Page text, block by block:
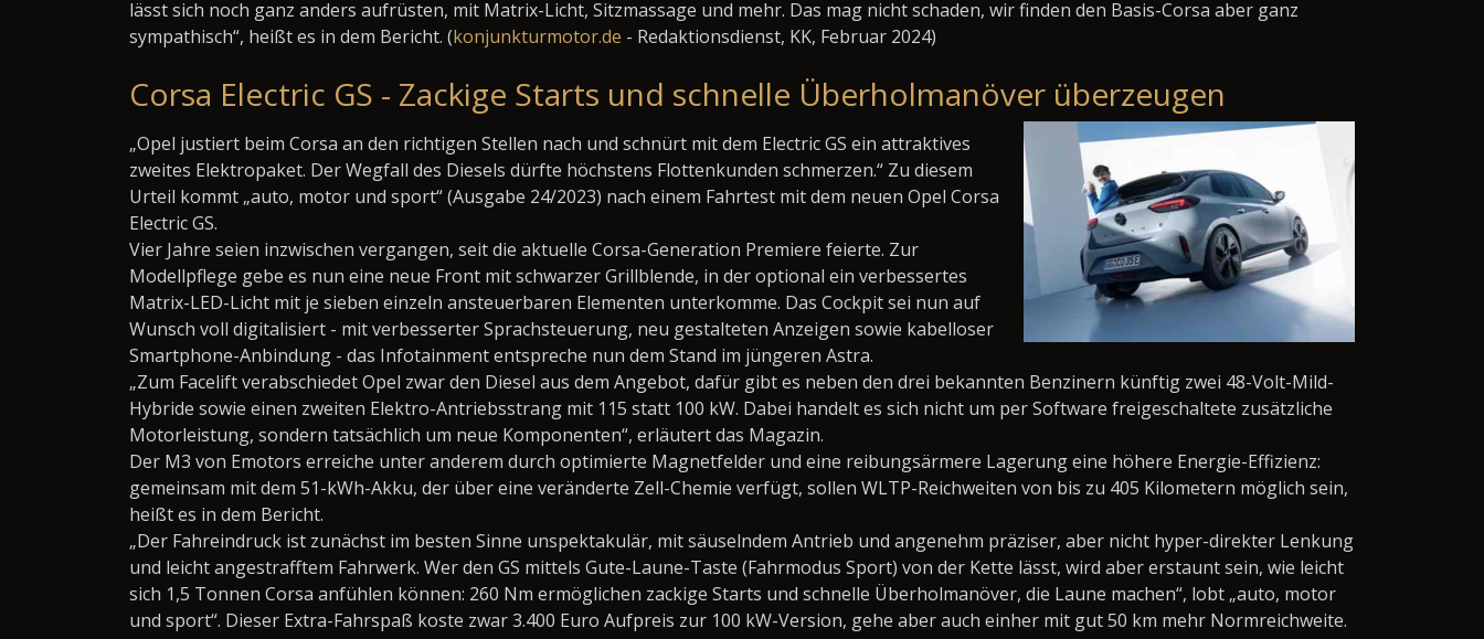
lässt sich noch ganz anders aufrüsten, mit Matrix-Licht, Sitzmassage und mehr. Das mag nicht schaden, wir finden den Basis-Corsa aber ganz
sympathisch“, heißt es in dem Bericht. (konjunkturmotor.de - Redaktionsdienst, KK, Februar 2024)
Corsa Electric GS - Zackige Starts und schnelle Überholmanöver überzeugen
„Opel justiert beim Corsa an den richtigen Stellen nach und schnürt mit dem Electric GS ein attraktives
zweites Elektropaket. Der Wegfall des Diesels dürfte höchstens Flottenkunden schmerzen.“ Zu diesem
Urteil kommt „auto, motor und sport“ (Ausgabe 24/2023) nach einem Fahrtest mit dem neuen Opel Corsa
Electric GS.
Vier Jahre seien inzwischen vergangen, seit die aktuelle Corsa-Generation Premiere feierte. Zur
Modellpflege gebe es nun eine neue Front mit schwarzer Grillblende, in der optional ein verbessertes
Matrix-LED-Licht mit je sieben einzeln ansteuerbaren Elementen unterkomme. Das Cockpit sei nun auf
Wunsch voll digitalisiert - mit verbesserter Sprachsteuerung, neu gestalteten Anzeigen sowie kabelloser
Smartphone-Anbindung - das Infotainment entspreche nun dem Stand im jüngeren Astra.
„Zum Facelift verabschiedet Opel zwar den Diesel aus dem Angebot, dafür gibt es neben den drei bekannten Benzinern künftig zwei 48-Volt-Mild-
Hybride sowie einen zweiten Elektro-Antriebsstrang mit 115 statt 100 kW. Dabei handelt es sich nicht um per Software freigeschaltete zusätzliche
Motorleistung, sondern tatsächlich um neue Komponenten“, erläutert das Magazin.
Der M3 von Emotors erreiche unter anderem durch optimierte Magnetfelder und eine reibungsärmere Lagerung eine höhere Energie-Effizienz:
gemeinsam mit dem 51-kWh-Akku, der über eine veränderte Zell-Chemie verfügt, sollen WLTP-Reichweiten von bis zu 405 Kilometern möglich sein,
heißt es in dem Bericht.
„Der Fahreindruck ist zunächst im besten Sinne unspektakulär, mit säuselndem Antrieb und angenehm präziser, aber nicht hyper-direkter Lenkung
und leicht angestrafftem Fahrwerk. Wer den GS mittels Gute-Laune-Taste (Fahrmodus Sport) von der Kette lässt, wird aber erstaunt sein, wie leicht
sich 1,5 Tonnen Corsa anfühlen können: 260 Nm ermöglichen zackige Starts und schnelle Überholmanöver, die Laune machen“, lobt „auto, motor
und sport“. Dieser Extra-Fahrspaß koste zwar 3.400 Euro Aufpreis zur 100 kW-Version, gehe aber auch einher mit gut 50 km mehr Normreichweite.